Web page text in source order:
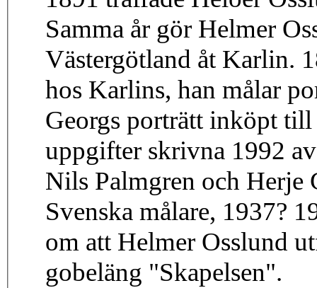
Samma år gör Helmer
Västergötland åt Karlin.
hos Karlins, han målar
Georgs porträtt inköpt
uppgifter skrivna 1992
Nils Palmgren och Herje
Svenska målare, 1937?
om att Helmer Osslund
gobeläng "Skapelsen".